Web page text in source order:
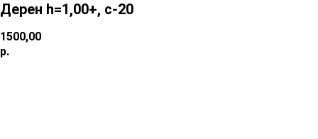
Дерен h=1,00+, c-20
1500,00
р.